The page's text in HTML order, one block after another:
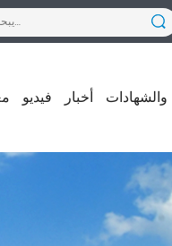
فيديو أخبار